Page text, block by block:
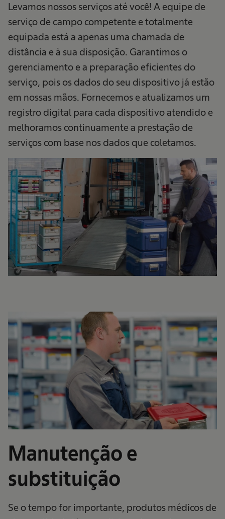
Levamos nossos serviços até você! A equipe de
serviço de campo competente e totalmente
equipada está a apenas uma chamada de
distância e à sua disposição. Garantimos o
gerenciamento e a preparação eficientes do
serviço, pois os dados do seu dispositivo já estão
em nossas mãos. Fornecemos e atualizamos um
registro digital para cada dispositivo atendido e
melhoramos continuamente a prestação de
serviços com base nos dados que coletamos.
Manutenção e
substituição
Se o tempo for importante, produtos médicos de